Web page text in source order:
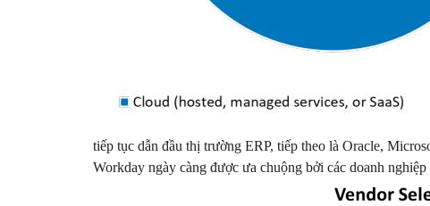
tiếp tục dẫn đầu thị trường ERP, tiếp theo là Oracle,
Workday ngày càng được ưa chuộng bởi các doanh